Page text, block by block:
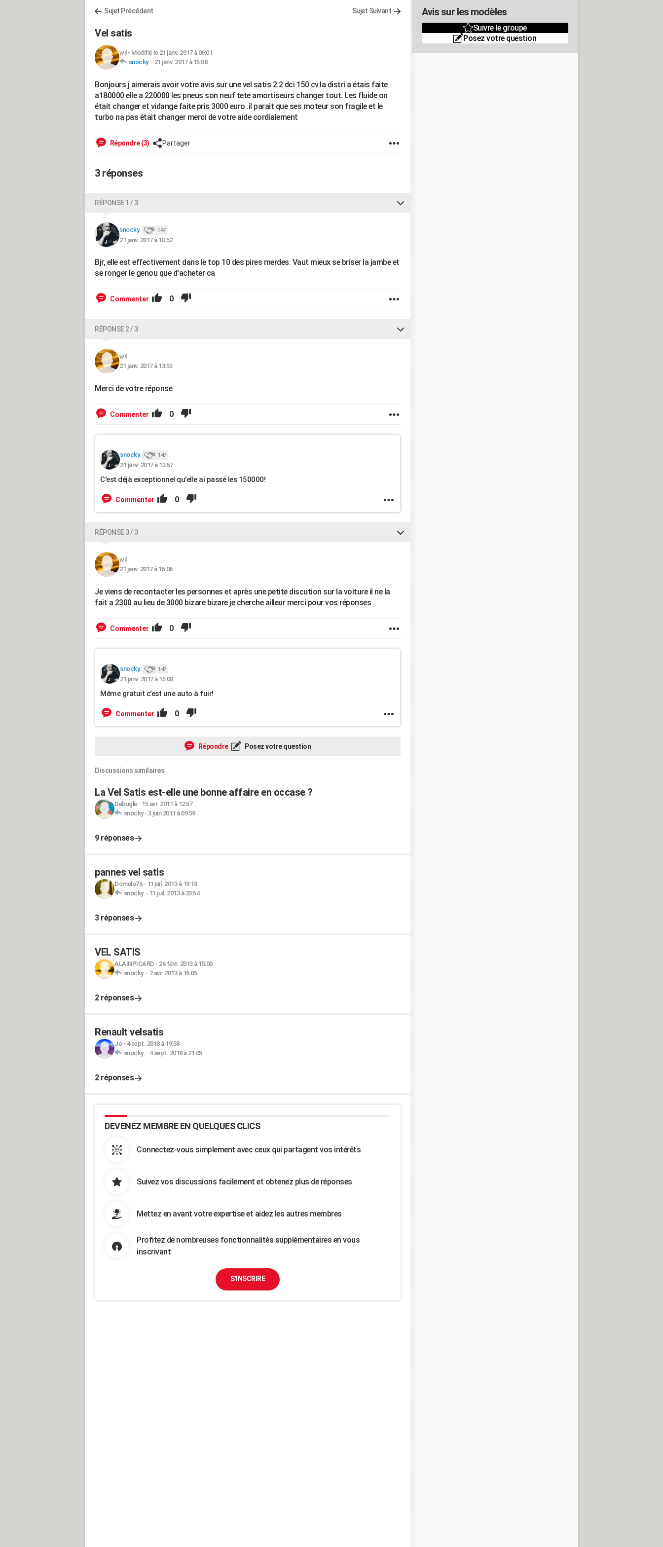
Sujet Précédent Sujet Suivant
Vel satis
wil - Modifié le 21 janv. 2017 à 06:01
snocky. - 21 janv. 2017 à 15:08
Bonjours j aimerais avoir votre avis sur une vel satis 2.2 dci 150 cv.la distri a étais faite
a180000 elle a 220000 les pneus son neuf tete amortiseurs changer tout. Les fluide on
était changer et vidange faite pris 3000 euro .il parait que ses moteur son fragile et le
turbo na pas était changer merci de votre aide cordialement
Répondre (3) Partager
3 réponses
RÉPONSE 1 / 3
snocky. 147
21 janv. 2017 à 10:52
Bjr, elle est effectivement dans le top 10 des pires merdes. Vaut mieux se briser la jambe et
se ronger le genou que d'acheter ca
Commenter 0
RÉPONSE 2 / 3
wil
21 janv. 2017 à 13:53
Merci de votre réponse
Commenter 0
snocky. 147
21 janv. 2017 à 13:57
C'est déjà exceptionnel qu'elle ai passé les 150000!
Commenter 0
RÉPONSE 3 / 3
wil
21 janv. 2017 à 15:06
Je viens de recontacter les personnes et après une petite discution sur la voiture il ne la
fait a 2300 au lieu de 3000 bizare bizare je cherche ailleur merci pour vos réponses
Commenter 0
snocky. 147
21 janv. 2017 à 15:08
Même gratuit c'est une auto à fuir!
Commenter 0
Répondre Posez votre question
Discussions similaires
La Vel Satis est-elle une bonne affaire en occase ?
Debugle- 15 avr. 2011 à 12:57
snocky- 3 juin 2011 à 09:59
9 réponses
pannes vel satis
Domelo76- 11 juil. 2013 à 19:18
snocky. - 11 juil. 2013 à 23:54
3 réponses
VEL SATIS
ALAINPICARD - 26 févr. 2013 à 15:00
snocky. - 2 avr. 2013 à 16:05
2 réponses
Renault velsatis
Jo- 4 sept. 2018 à 19:58
snocky. - 4 sept. 2018 à 21:05
2 réponses
DEVENEZ MEMBRE EN QUELQUES CLICS
Connectez-vous simplement avec ceux qui partagent vos intérêts
Suivez vos discussions facilement et obtenez plus de réponses
Mettez en avant votre expertise et aidez les autres membres
Profitez de nombreuses fonctionnalités supplémentaires en vous
inscrivant
S'INSCRIRE
Avis sur les modèles
Suivre le groupe
Posez votre question